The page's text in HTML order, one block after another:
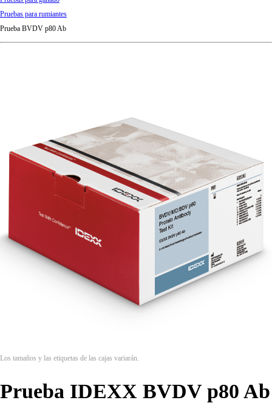
Pruebas para rumiantes
Prueba BVDV p80 Ab
Los tamaños y las etiquetas de las cajas variarán.
Prueba IDEXX BVDV p80 Ab